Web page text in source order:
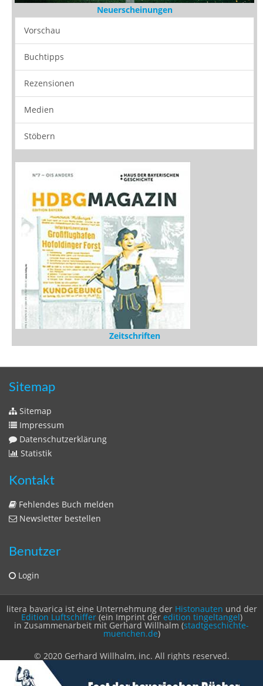
Neuerscheinungen
Vorschau
Buchtipps
Rezensionen
Medien
Stöbern
Sitemap
Sitemap
Datenschutzerklärung
Statistik
Kontakt
Fehlendes Buch melden
Benutzer
litera bavarica ist eine Unternehmung der